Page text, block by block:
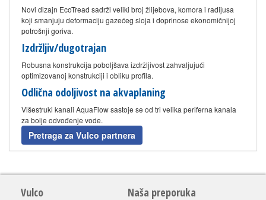
Novi dizajn EcoTread sadrži veliki broj žlijebova, komora i radijusa
koji smanjuju deformaciju gazećeg sloja i doprinose ekonomičnijoj
potrošnji goriva.
Izdržljiv/dugotrajan
Robusna konstrukcija poboljšava izdržljivost zahvaljujući
optimizovanoj konstrukciji i obliku profila.
Odlična odoljivost na akvaplaning
Višestruki kanali AquaFlow sastoje se od tri velika periferna kanala
za bolje odvođenje vode.
Pretraga za Vulco partnera
Vulco Naša preporuka